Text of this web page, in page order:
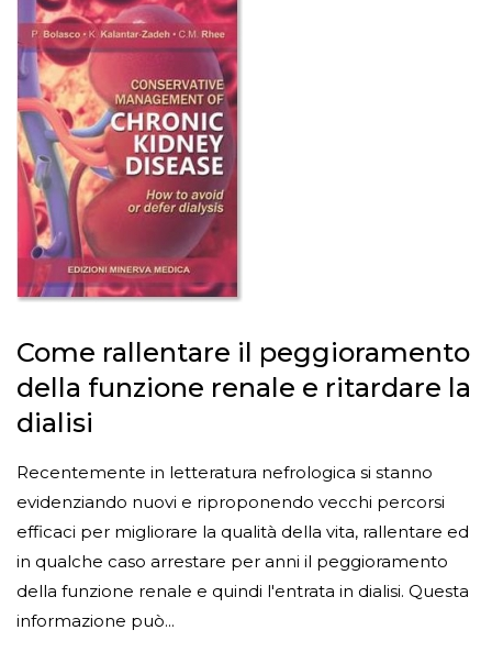
Come rallentare il peggioramento
della funzione renale e ritardare la
dialisi
Recentemente in letteratura nefrologica si stanno
evidenziando nuovi e riproponendo vecchi percorsi
efficaci per migliorare la qualità della vita, rallentare ed
in qualche caso arrestare per anni il peggioramento
della funzione renale e quindi l'entrata in dialisi. Questa
informazione può...